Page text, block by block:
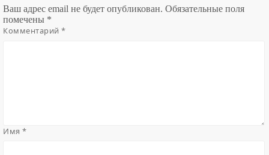
Ваш адрес email не будет опубликован. Обязательные поля
помечены *
Комментарий*
Имя*